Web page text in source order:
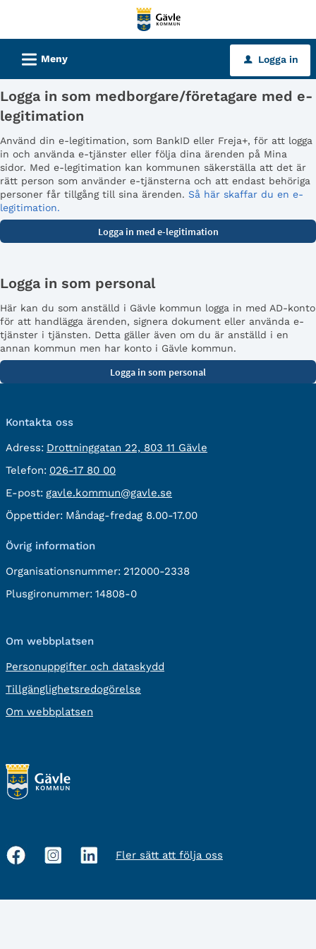
tjänster
Gävle
kommun
L Meny u Logga in
Logga in som medborgare/företagare med e-
legitimation
Använd din e-legitimation, som BankID eller Freja+, för att logga
in och använda e-tjänster eller följa dina ärenden på Mina
sidor. Med e-legitimation kan kommunen säkerställa att det är
rätt person som använder e-tjänsterna och att endast behöriga
personer får tillgång till sina ärenden. Så här skaffar du en e-
legitimation.
Logga in som personal
Här kan du som anställd i Gävle kommun logga in med AD-konto
för att handlägga ärenden, signera dokument eller använda e-
tjänster i tjänsten. Detta gäller även om du är anställd i en
annan kommun men har konto i Gävle kommun.
Kontakta oss
Adress: besöksadress:
Drottninggatan 22, 803 11 Gävle
Telefon: Telefon:
026-17 80 00
E-post: E-
post:
gavle.kommun@gavle.se
Öppettider: Måndag-fredag 8.00-17.00
Övrig information
Organisationsnummer: 212000-2338
Plusgironummer: 14808-0
Om webbplatsen
Personuppgifter och dataskydd
Tillgänglighetsredogörelse
Om webbplatsen
Sociala
Fler sätt att följa oss